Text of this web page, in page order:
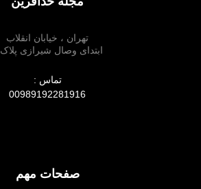
تهران ، خیابان انقلاب
ابتدای وصال شیرازی پلاک 7
تماس :
00989192281916
صفحات مهم